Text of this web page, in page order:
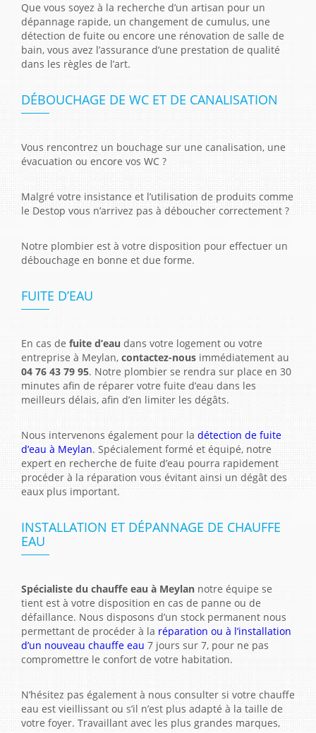
Que vous soyez à la recherche d’un artisan pour un
dépannage rapide, un changement de cumulus, une
détection de fuite ou encore une rénovation de salle de
bain, vous avez l’assurance d’une prestation de qualité
dans les règles de l’art.
DÉBOUCHAGE DE WC ET DE CANALISATION
Vous rencontrez un bouchage sur une canalisation, une
évacuation ou encore vos WC ?
Malgré votre insistance et l’utilisation de produits comme
le Destop vous n’arrivez pas à déboucher correctement ?
Notre plombier est à votre disposition pour effectuer un
débouchage en bonne et due forme.
FUITE D’EAU
En cas de fuite d’eau dans votre logement ou votre
entreprise à Meylan, contactez-nous immédiatement au
04 76 43 79 95. Notre plombier se rendra sur place en 30
minutes afin de réparer votre fuite d’eau dans les
meilleurs délais, afin d’en limiter les dégâts.
Nous intervenons également pour la détection de fuite
d’eau à Meylan. Spécialement formé et équipé, notre
expert en recherche de fuite d’eau pourra rapidement
procéder à la réparation vous évitant ainsi un dégât des
eaux plus important.
INSTALLATION ET DÉPANNAGE DE CHAUFFE
EAU
Spécialiste du chauffe eau à Meylan notre équipe se
tient est à votre disposition en cas de panne ou de
défaillance. Nous disposons d’un stock permanent nous
permettant de procéder à la réparation ou à l’installation
d’un nouveau chauffe eau 7 jours sur 7, pour ne pas
compromettre le confort de votre habitation.
N’hésitez pas également à nous consulter si votre chauffe
eau est vieillissant ou s’il n’est plus adapté à la taille de
votre foyer. Travaillant avec les plus grandes marques,